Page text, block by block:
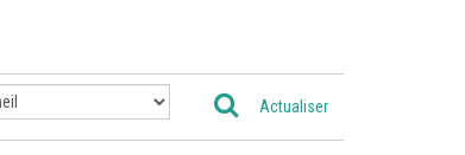
Actualiser